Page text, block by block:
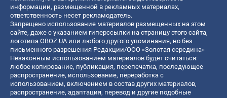
информации, размещенной в рекламных материалах,
ответственность несет рекламодатель.
Запрещено использование материалов размещенных на этом
сайте, даже с указанием гиперссылки на страницу этого сайта,
логотипа OBOZ.UA или любого другого упоминания, но без
письменного разрешения Редакции/ООО «Золотая середина»
Незаконным использованием материалов будет считаться:
любое копирование, публикация, перепечатка, последующее
распространение, использование, переработка с
использованием, включением в состав других материалов,
распространение, адаптация, перевод и другие подобные